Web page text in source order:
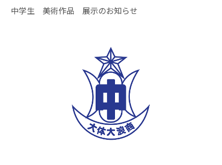
中学生 美術作品 展示のお知らせ